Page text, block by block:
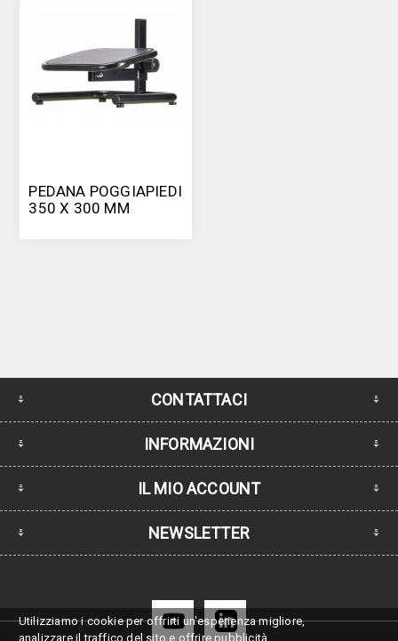
PEDANA POGGIAPIEDI
350 X 300 MM
CONTATTACI
INFORMAZIONI
IL MIO ACCOUNT
NEWSLETTER
Utilizziamo i cookie per offrirti un'esperienza migliore,
analizzare il traffico del sito e offrire pubblicità